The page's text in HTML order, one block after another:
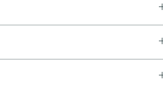
電郵至 cs@andersonandstonewine.com 聯絡客